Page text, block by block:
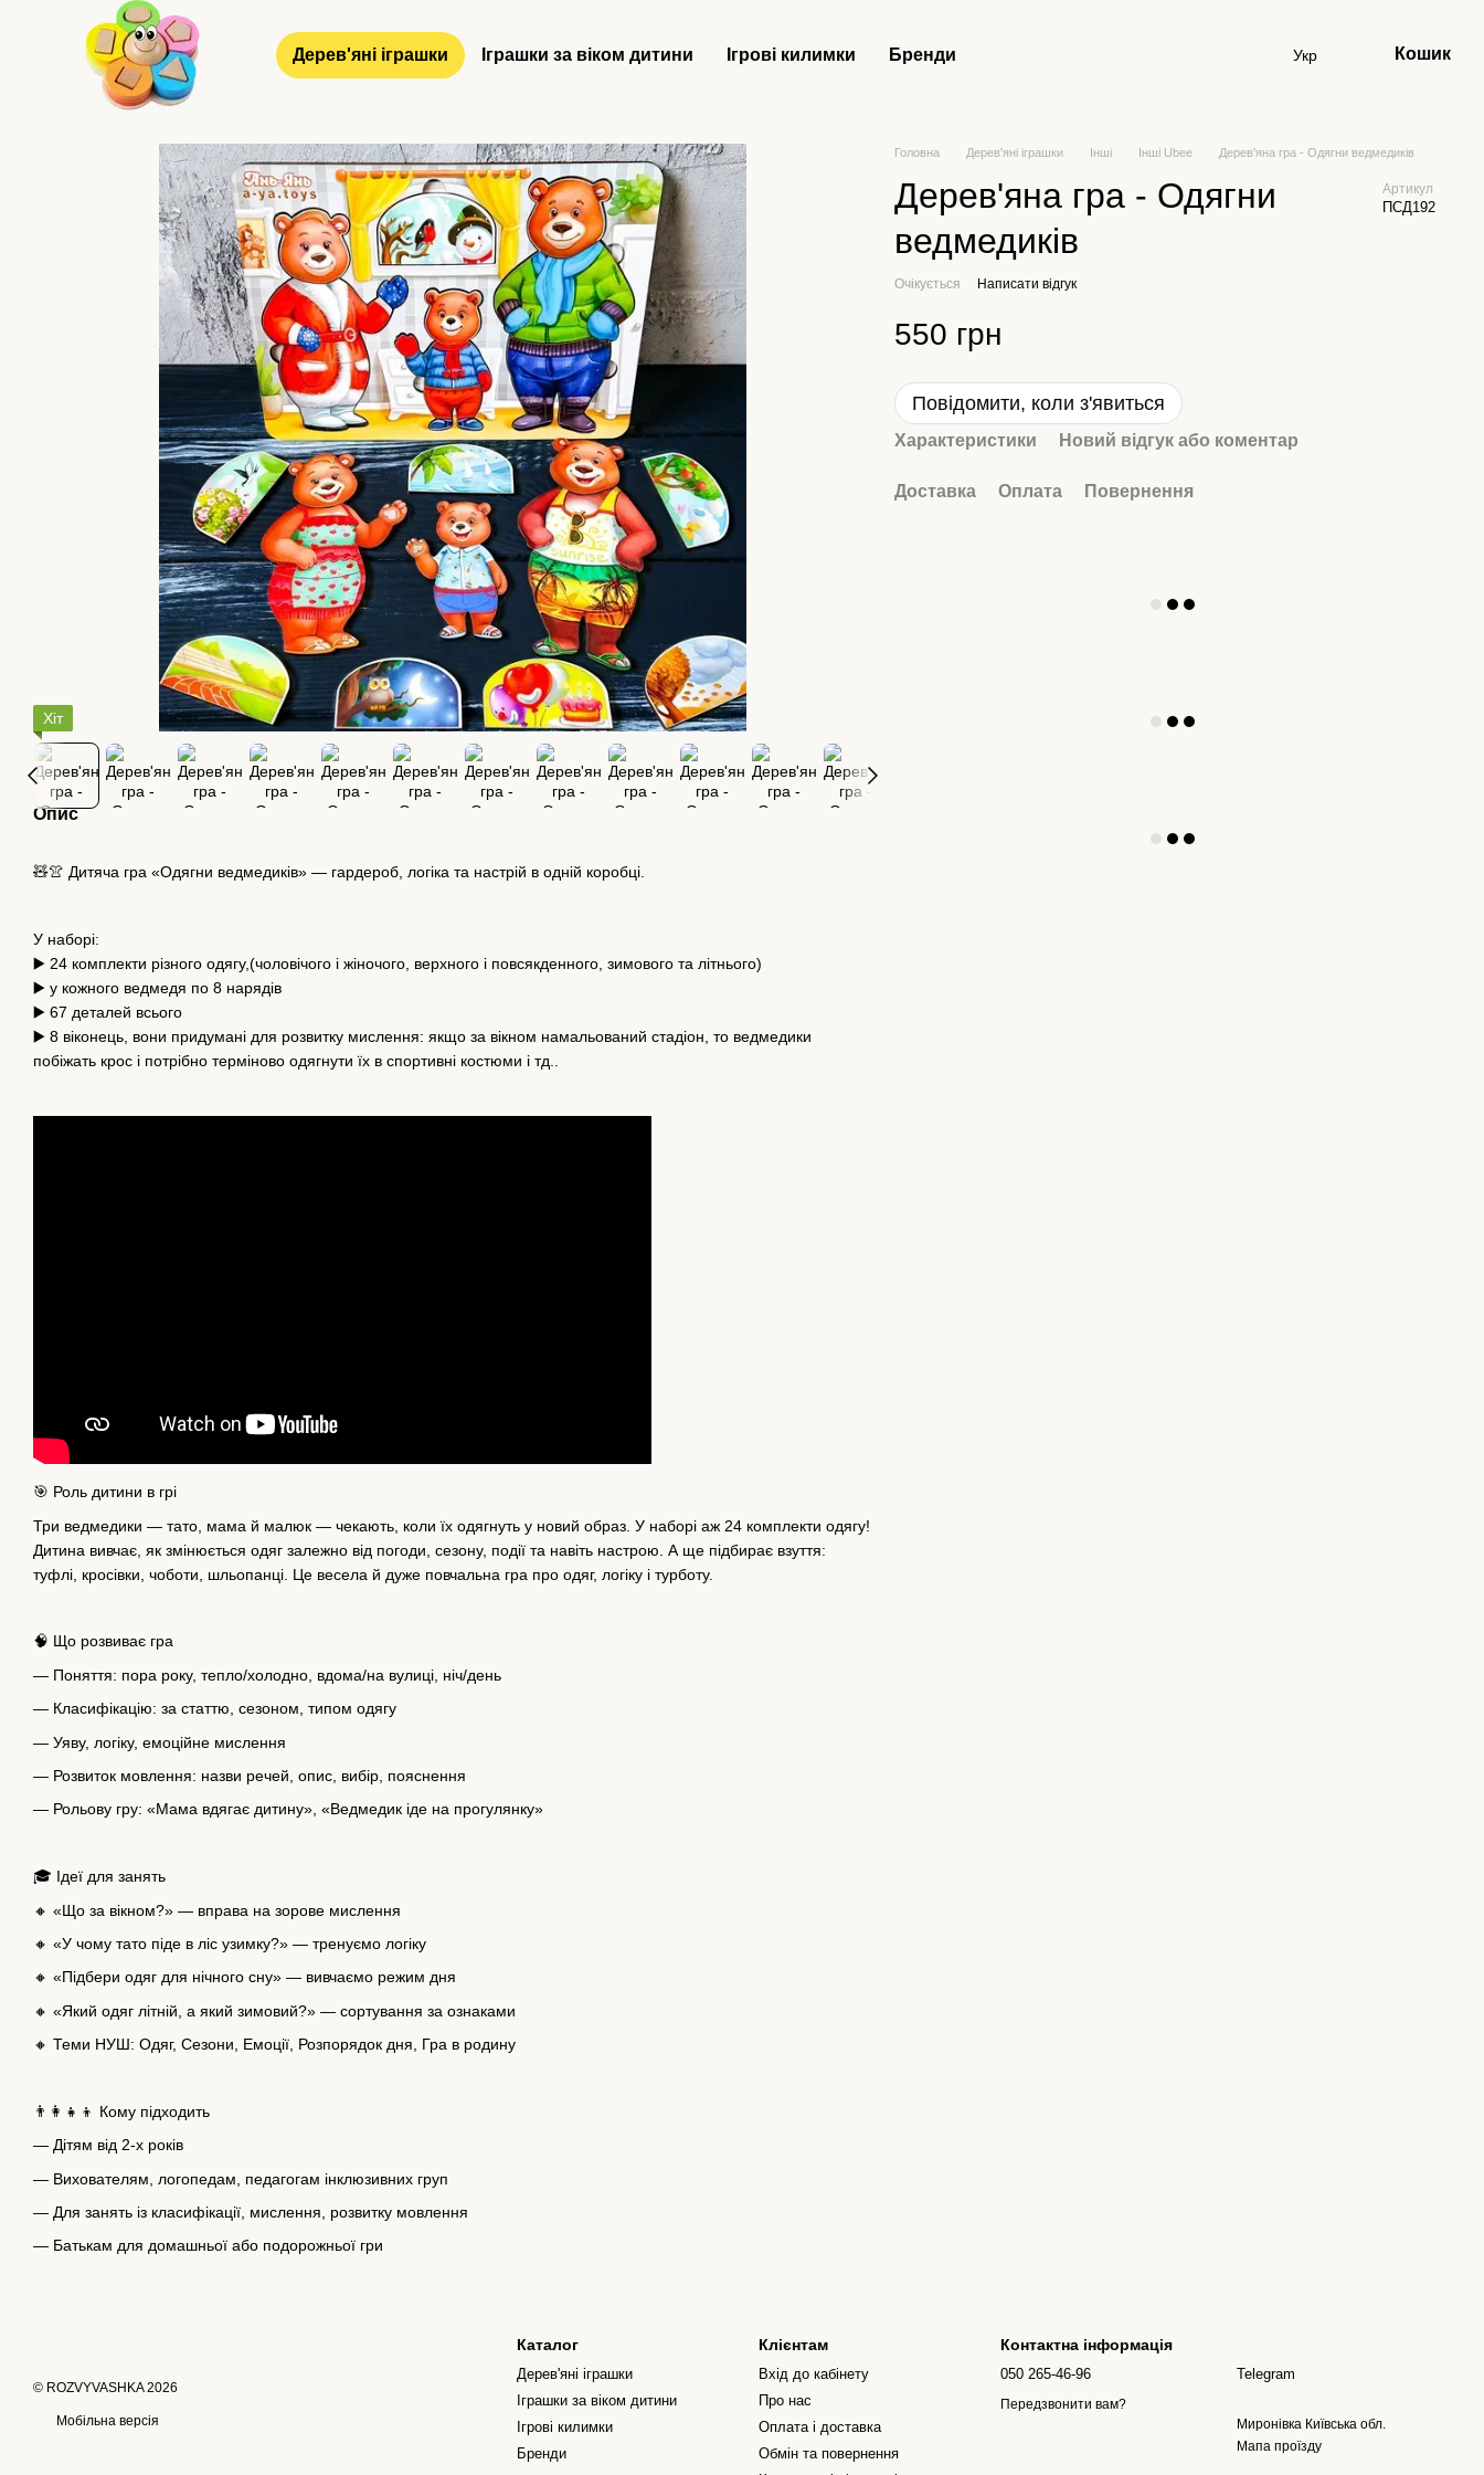
Перейти до основного контенту
Дерев'яні іграшки Іграшки за віком дитини Ігрові килимки Бренди Укр Кошик
Хіт
Опис
🧸👚 Дитяча гра «Одягни ведмедиків» — гардероб, логіка та настрій в одній коробці.
У наборі:
▶️ 24 комплекти різного одягу,(чоловічого і жіночого, верхного і повсякденного, зимового та літнього)
▶️ у кожного ведмедя по 8 нарядів
▶️ 67 деталей всього
▶️ 8 віконець, вони придумані для розвитку мислення: якщо за вікном намальований стадіон, то ведмедики
побіжать крос і потрібно терміново одягнути їх в спортивні костюми і тд..
🎯 Роль дитини в грі
Три ведмедики — тато, мама й малюк — чекають, коли їх одягнуть у новий образ. У наборі аж 24 комплекти одягу!
Дитина вивчає, як змінюється одяг залежно від погоди, сезону, події та навіть настрою. А ще підбирає взуття:
туфлі, кросівки, чоботи, шльопанці. Це весела й дуже повчальна гра про одяг, логіку і турботу.
🧠 Що розвиває гра
— Поняття: пора року, тепло/холодно, вдома/на вулиці, ніч/день
— Класифікацію: за статтю, сезоном, типом одягу
— Уяву, логіку, емоційне мислення
— Розвиток мовлення: назви речей, опис, вибір, пояснення
— Рольову гру: «Мама вдягає дитину», «Ведмедик іде на прогулянку»
🎓 Ідеї для занять
🔸 «Що за вікном?» — вправа на зорове мислення
🔸 «У чому тато піде в ліс узимку?» — тренуємо логіку
🔸 «Підбери одяг для нічного сну» — вивчаємо режим дня
🔸 «Який одяг літній, а який зимовий?» — сортування за ознаками
🔸 Теми НУШ: Одяг, Сезони, Емоції, Розпорядок дня, Гра в родину
👨‍👩‍👧‍👦 Кому підходить
— Дітям від 2-х років
— Вихователям, логопедам, педагогам інклюзивних груп
— Для занять із класифікації, мислення, розвитку мовлення
— Батькам для домашньої або подорожньої гри
Головна Дерев'яні іграшки Інші Інші Ubee Дерев'яна гра - Одягни ведмедиків
Дерев'яна гра - Одягни
ведмедиків
Артикул
ПСД192
Очікується Написати відгук
550 грн
Повідомити, коли з'явиться
Характеристики Новий відгук або коментар
Доставка Оплата Повернення
© ROZVYVASHKA 2026
Мобільна версія
Каталог
Дерев'яні іграшки
Іграшки за віком дитини
Ігрові килимки
Бренди
Клієнтам
Вхід до кабінету
Про нас
Оплата і доставка
Обмін та повернення
Контактна інформація
050 265-46-96
Передзвонити вам?
Telegram
Миронівка Київська обл.
Мапа проїзду